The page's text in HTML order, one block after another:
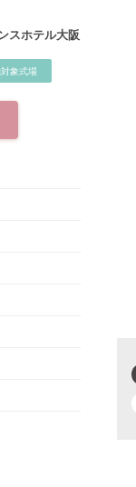
スホテル大阪
象式場